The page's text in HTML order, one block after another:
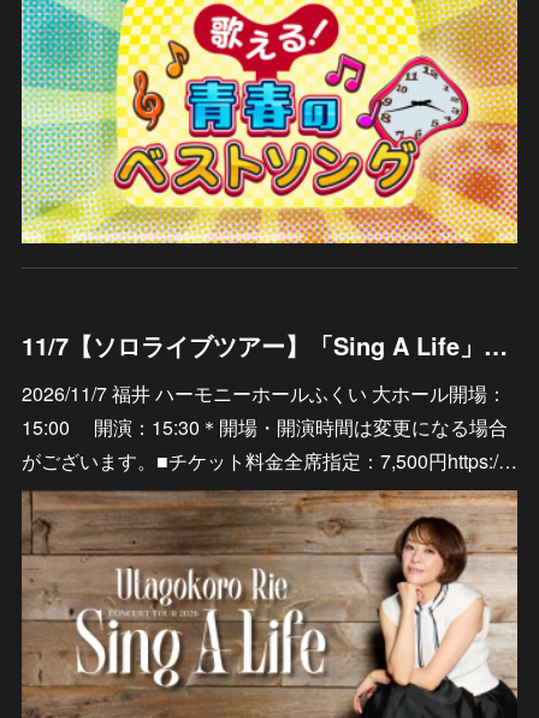
11/7【ソロライブツアー】「Sing A Life」福井 ハーモニーホールふくい 大ホール
2026/11/7 福井 ハーモニーホールふくい 大ホール開場：
15:00 開演：15:30＊開場・開演時間は変更になる場合
がございます。■チケット料金全席指定：7,500円https:/…